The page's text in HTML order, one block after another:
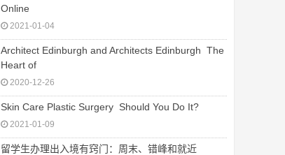
Online
2021-01-04
Architect Edinburgh and Architects Edinburgh  The
Heart of
2020-12-26
Skin Care Plastic Surgery  Should You Do It?
2021-01-09
留学生办理出入境有窍门：周末、错峰和就近